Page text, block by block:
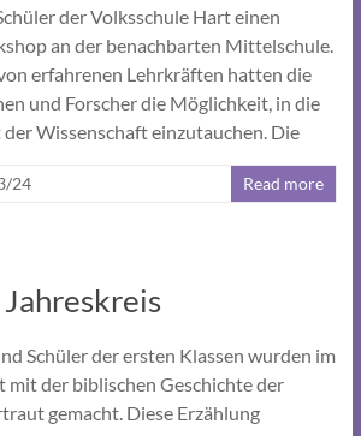
der Volksschule Hart einen
an der benachbarten Mittelschule.
erfahrenen Lehrkräften hatten die
und Forscher die Möglichkeit, in die
Wissenschaft einzutauchen. Die
24 Read more
Schüler der ersten Klassen wurden im
der biblischen Geschichte der
gemacht. Diese Erzählung